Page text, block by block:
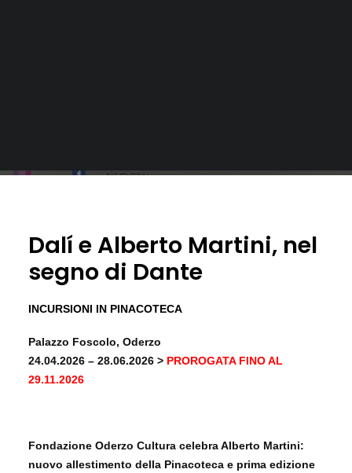
Dalí e Alberto Martini, nel
segno di Dante
INCURSIONI IN PINACOTECA
Palazzo Foscolo, Oderzo
24.04.2026 – 28.06.2026 > PROROGATA FINO AL
29.11.2026
Fondazione Oderzo Cultura celebra Alberto Martini:
nuovo allestimento della Pinacoteca e prima edizione